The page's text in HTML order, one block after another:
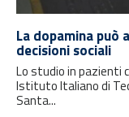
La dopamina può
decisioni sociali
Lo studio in pazienti
Istituto Italiano di
Santa...